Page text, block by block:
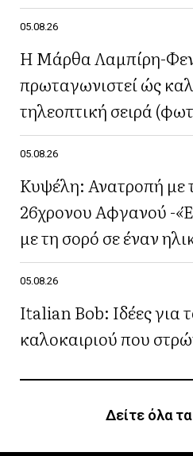
05.08.26
Η Μάρθα Λαμπίρη-
πρωταγωνιστεί ώς
τηλεοπτική σειρά
05.08.26
Κυψέλη: Ανατροπή με
26χρονου Αφγανού -
με τη σορό σε έναν
05.08.26
Italian Bob: Ιδέες για
καλοκαιριού που
Δείτε όλα